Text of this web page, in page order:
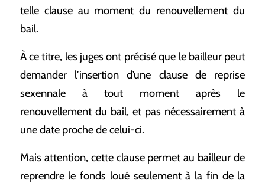
telle clause au moment du renouvellement du
bail.
À ce titre, les juges ont précisé que le bailleur peut
demander l’insertion d’une clause de reprise
sexennale à tout moment après le
renouvellement du bail, et pas nécessairement à
une date proche de celui-ci.
Mais attention, cette clause permet au bailleur de
reprendre le fonds loué seulement à la fin de la